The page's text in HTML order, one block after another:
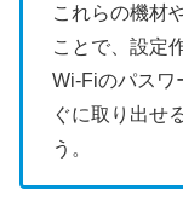
これらの機材
ことで、設定
Wi-Fiのパスワ
ぐに取り出せ
う。